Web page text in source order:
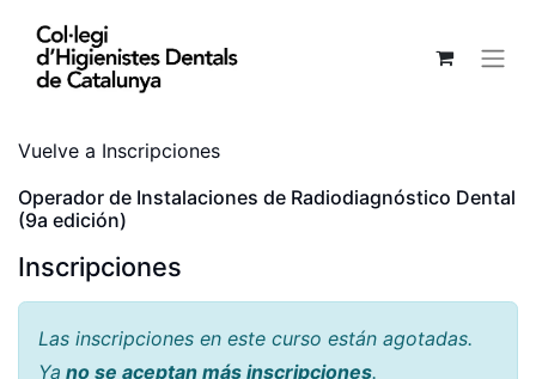
Vuelve a Inscripciones
Operador de Instalaciones de Radiodiagnóstico Dental
(9a edición)
Inscripciones
Las inscripciones en este curso están agotadas​.
Ya no se aceptan más inscripciones.